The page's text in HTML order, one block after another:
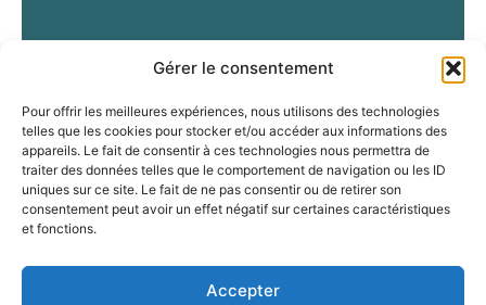
Gérer le consentement
Pour offrir les meilleures expériences, nous utilisons des technologies
telles que les cookies pour stocker et/ou accéder aux informations des
appareils. Le fait de consentir à ces technologies nous permettra de
traiter des données telles que le comportement de navigation ou les ID
uniques sur ce site. Le fait de ne pas consentir ou de retirer son
consentement peut avoir un effet négatif sur certaines caractéristiques
et fonctions.
Accepter
NOUS CONTACTER
contact@sulzbad.fr